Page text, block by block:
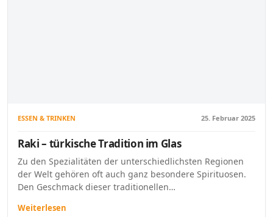
ESSEN & TRINKEN 25. Februar 2025
Raki – türkische Tradition im Glas
Zu den Spezialitäten der unterschiedlichsten Regionen
der Welt gehören oft auch ganz besondere Spirituosen.
Den Geschmack dieser traditionellen…
Weiterlesen